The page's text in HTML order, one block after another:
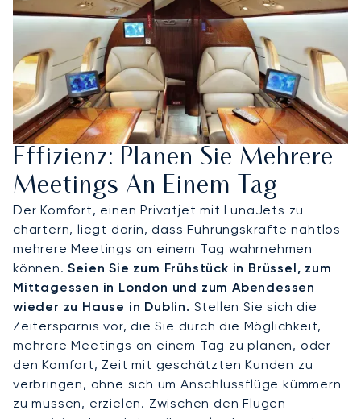
Effizienz: Planen Sie Mehrere
Meetings An Einem Tag
Der Komfort, einen Privatjet mit LunaJets zu
chartern, liegt darin, dass Führungskräfte nahtlos
mehrere Meetings an einem Tag wahrnehmen
können.Seien Sie zum Frühstück in Brüssel, zum
Mittagessen in London und zum Abendessen
wieder zu Hause in Dublin. Stellen Sie sich die
Zeitersparnis vor, die Sie durch die Möglichkeit,
mehrere Meetings an einem Tag zu planen, oder
den Komfort, Zeit mit geschätzten Kunden zu
verbringen, ohne sich um Anschlussflüge kümmern
zu müssen, erzielen. Zwischen den Flügen